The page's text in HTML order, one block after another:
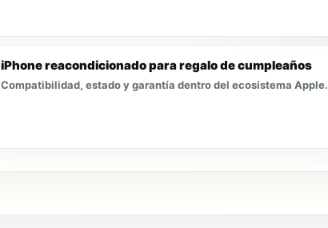
iPhone reacondicionado para regalo de cumpleaños
Compatibilidad, estado y garantía dentro del ecosistema Apple.